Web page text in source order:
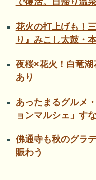
で復活。日帰り温
花火の打上げも！
り』みこし太鼓・
夜桜×花火！白竜湖
あり
あったまるグルメ
ョンマルシェ」す
佛通寺も秋のグラ
賑わう